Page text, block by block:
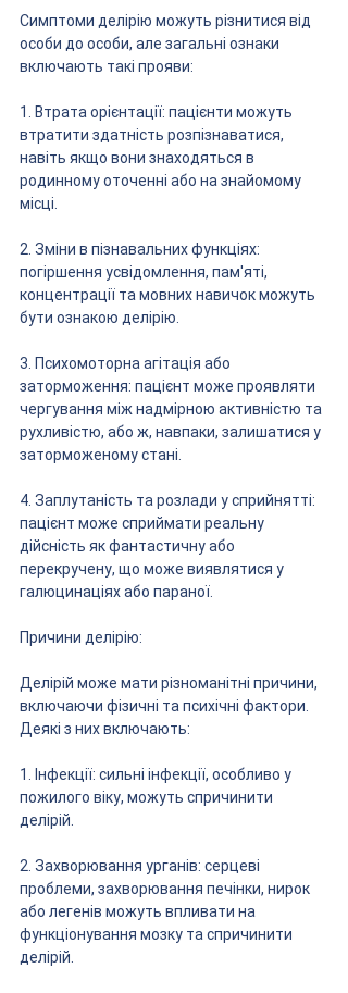
Симптоми делірію можуть різнитися від
особи до особи, але загальні ознаки
включають такі прояви:
1. Втрата орієнтації: пацієнти можуть
втратити здатність розпізнаватися,
навіть якщо вони знаходяться в
родинному оточенні або на знайомому
місці.
2. Зміни в пізнавальних функціях:
погіршення усвідомлення, пам'яті,
концентрації та мовних навичок можуть
бути ознакою делірію.
3. Психомоторна агітація або
заторможення: пацієнт може проявляти
чергування між надмірною активністю та
рухливістю, або ж, навпаки, залишатися у
заторможеному стані.
4. Заплутаність та розлади у сприйнятті:
пацієнт може сприймати реальну
дійсність як фантастичну або
перекручену, що може виявлятися у
галюцинаціях або параної.
Причини делірію:
Делірій може мати різноманітні причини,
включаючи фізичні та психічні фактори.
Деякі з них включають:
1. Інфекції: сильні інфекції, особливо у
пожилого віку, можуть спричинити
делірій.
2. Захворювання урганів: серцеві
проблеми, захворювання печінки, нирок
або легенів можуть впливати на
функціонування мозку та спричинити
делірій.